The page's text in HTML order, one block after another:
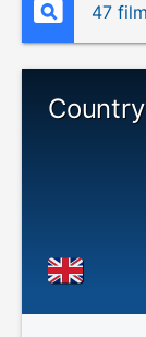
47